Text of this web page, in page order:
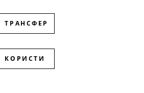
ТРАНСФЕР
КОРИСТИ